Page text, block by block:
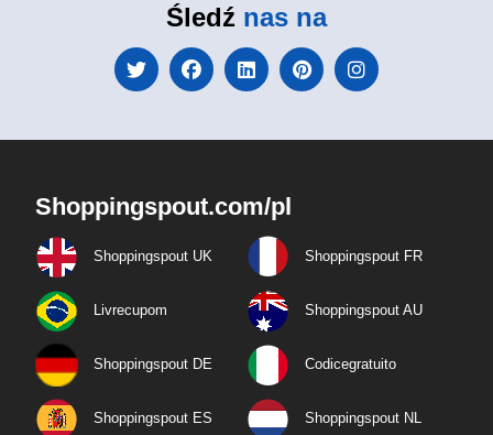
Śledź nas na
Shoppingspout.com/pl
Shoppingspout UK Shoppingspout FR
Livrecupom Shoppingspout AU
Shoppingspout DE Codicegratuito
Shoppingspout ES Shoppingspout NL